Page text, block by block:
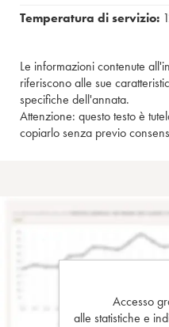
Temperatura di servizio:
Le informazioni contenute
riferiscono alle sue
specifiche dell'annata.
Attenzione: questo testo è
copiarlo senza previo
Accesso
alle statistiche e